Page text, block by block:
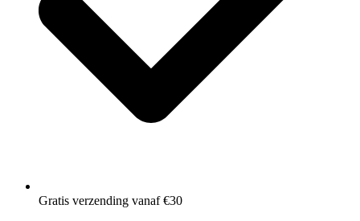
Gratis verzending vanaf €30